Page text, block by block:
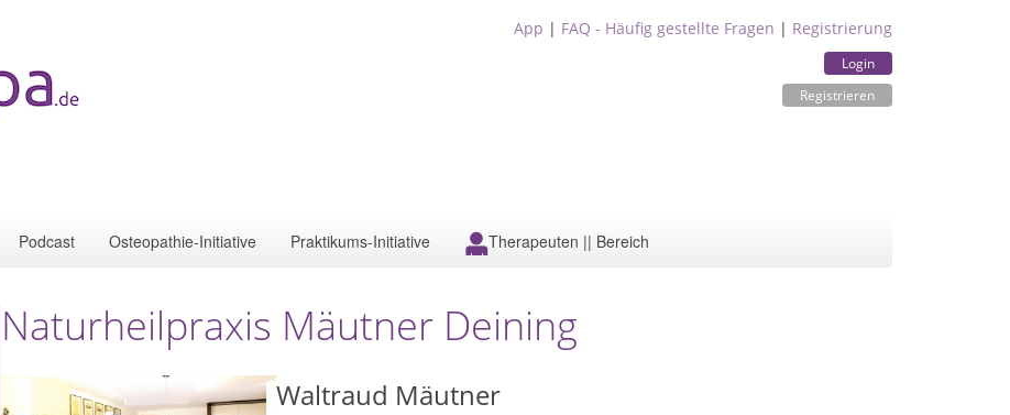
App | FAQ - Häufig gestellte Fragen | Registrierung
Login
Registrieren
Podcast Osteopathie-Initiative Praktikums-Initiative Therapeuten || Bereich
Naturheilpraxis Mäutner Deining
Waltraud Mäutner